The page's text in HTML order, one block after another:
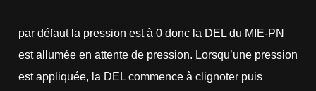
par défaut la pression est à 0 donc la DEL du MIE-PN
est allumée en attente de pression. Lorsqu’une pression
est appliquée, la DEL commence à clignoter puis